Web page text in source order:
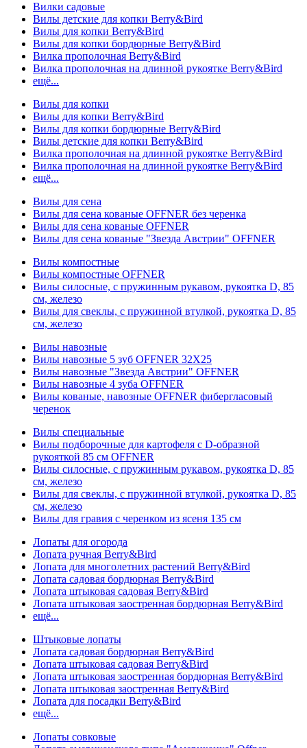
Вилки садовые
Вилы детские для копки Berry&Bird
Вилы для копки Berry&Bird
Вилы для копки бордюрные Berry&Bird
Вилка прополочная Berry&Bird
Вилка прополочная на длинной рукоятке Berry&Bird
ещё...
Вилы для копки
Вилы для копки Berry&Bird
Вилы для копки бордюрные Berry&Bird
Вилы детские для копки Berry&Bird
Вилка прополочная на длинной рукоятке Berry&Bird
Вилка прополочная на длинной рукоятке Berry&Bird
ещё...
Вилы для сена
Вилы для сена кованые OFFNER без черенка
Вилы для сена кованые OFFNER
Вилы для сена кованые "Звезда Австрии" OFFNER
Вилы компостные
Вилы компостные OFFNER
Вилы силосные, с пружинным рукавом, рукоятка D, 85
см, железо
Вилы для свеклы, с пружинной втулкой, рукоятка D, 85
см, железо
Вилы навозные
Вилы навозные 5 зуб OFFNER 32X25
Вилы навозные "Звезда Австрии" OFFNER
Вилы навозные 4 зуба OFFNER
Вилы кованые, навозные OFFNER фибергласовый
черенок
Вилы специальные
Вилы подборочные для картофеля с D-образной
рукояткой 85 см OFFNER
Вилы силосные, с пружинным рукавом, рукоятка D, 85
см, железо
Вилы для свеклы, с пружинной втулкой, рукоятка D, 85
см, железо
Вилы для гравия с черенком из ясеня 135 см
Лопаты для огорода
Лопата ручная Berry&Bird
Лопата для многолетних растений Berry&Bird
Лопата садовая бордюрная Berry&Bird
Лопата штыковая садовая Berry&Bird
Лопата штыковая заостренная бордюрная Berry&Bird
ещё...
Штыковые лопаты
Лопата садовая бордюрная Berry&Bird
Лопата штыковая садовая Berry&Bird
Лопата штыковая заостренная бордюрная Berry&Bird
Лопата штыковая заостренная Berry&Bird
Лопата для посадки Berry&Bird
ещё...
Лопаты совковые